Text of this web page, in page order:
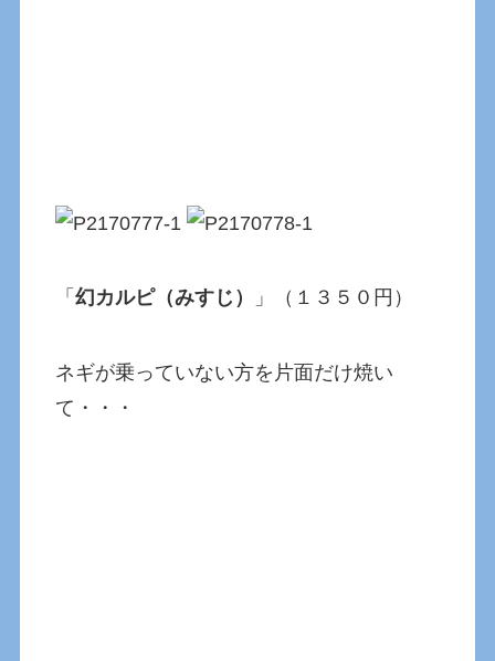
「幻カルピ（みすじ） 」（１３５０円）
ネギが乗っていない方を片面だけ焼い
て・・・